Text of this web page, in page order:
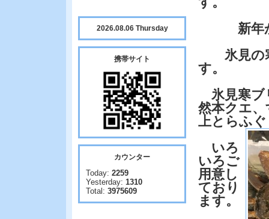
新年か
氷見の寒
す。
氷見寒ブ
然本クエ
上とらふぐ
いろ
いろご
用意し
ており
ます。
2026.08.06 Thursday
携帯サイト
カウンター
Today: 2259
Yesterday: 1310
Total: 3975609